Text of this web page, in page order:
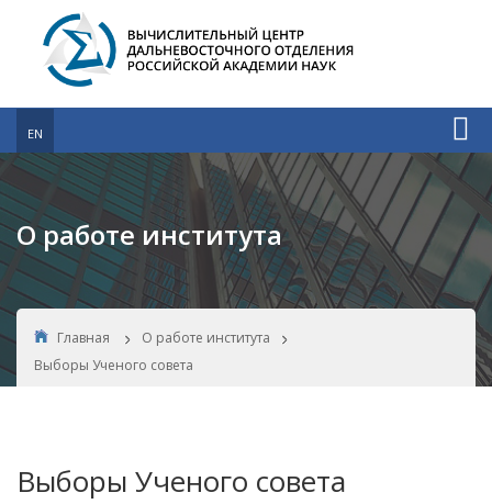
EN
О работе института
Главная
О работе института
Выборы Ученого совета
Выборы Ученого совета